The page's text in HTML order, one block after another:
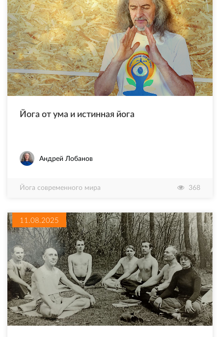
Йога от ума и истинная йога
Андрей Лобанов
Йога современного мира 368
11.08.2025